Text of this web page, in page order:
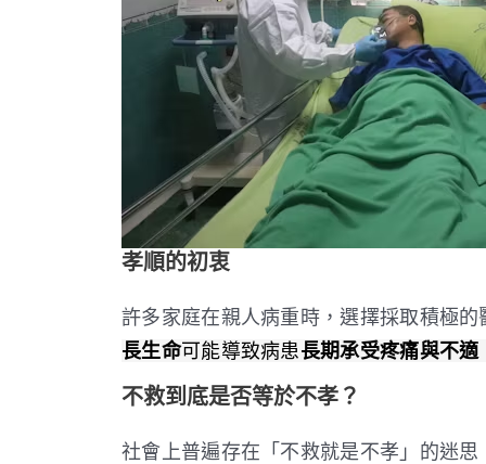
孝順的初衷
許多家庭在親人病重時，選擇採取積極
長生命可能導致病患長期承受疼痛與不適
不救到底是否等於不孝？
社會上普遍存在「不救就是不孝」的迷